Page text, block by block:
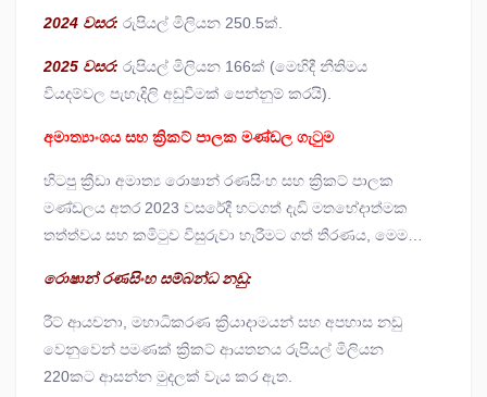
2024 වසර: රුපියල් මිලියන 250.5ක්.
2025 වසර: රුපියල් මිලියන 166ක් (මෙහිදී නීතිමය
වියදම්වල පැහැදිලි අඩුවීමක් පෙන්නුම් කරයි).
අමාත්‍යාංශය සහ ක්‍රිකට් පාලක මණ්ඩල ගැටුම
හිටපු ක්‍රීඩා අමාත්‍ය රොෂාන් රණසිංහ සහ ක්‍රිකට් පාලක
මණ්ඩලය අතර 2023 වසරේදී හටගත් දැඩි මතභේදාත්මක
තත්ත්වය සහ කමිටුව විසුරුවා හැරීමට ගත් තීරණය, මෙම
රොෂාන් රණසිංහ සම්බන්ධ නඩු:
රීට් ආයචනා, මහාධිකරණ ක්‍රියාදාමයන් සහ අපහාස නඩු
වෙනුවෙන් පමණක් ක්‍රිකට් ආයතනය රුපියල් මිලියන
220කට ආසන්න මුදලක් වැය කර ඇත.